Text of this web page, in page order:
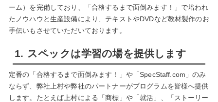
ーム）を完備しており、「合格するまで面倒みます！」で培われ
たノウハウと生産設備により、テキストやDVDなど教材製作のお
手伝いもさせていただいております。
1. スペックは学習の場を提供します
定番の「合格するまで面倒みます！」や「SpecStaff.com」のみ
ならず、弊社上村や弊社のパートナーがプログラムを皆様へ提供
します。たとえば上村による「商標」や「就活」、「ストーリー